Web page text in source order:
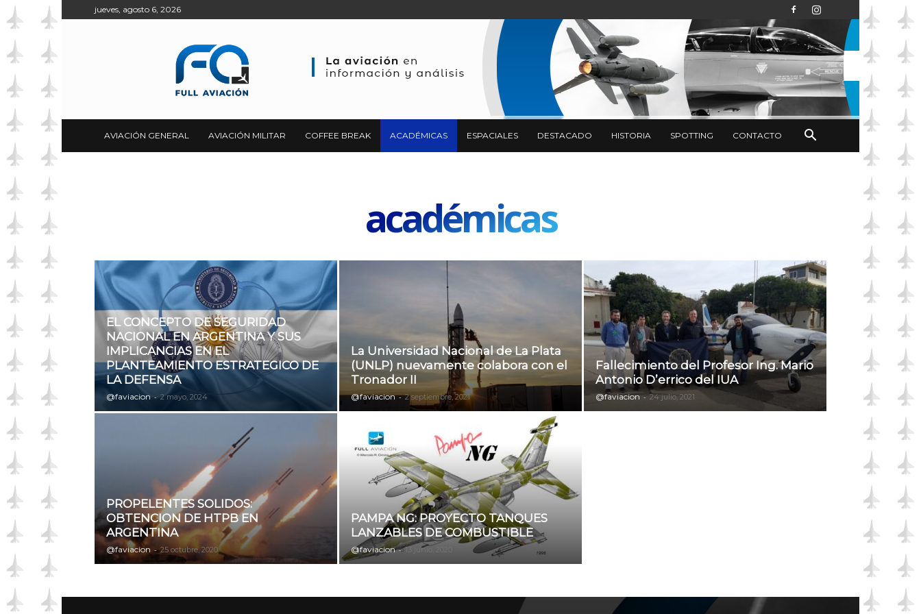
jueves, agosto 6, 2026
AVIACIÓN GENERAL AVIACIÓN MILITAR COFFEE BREAK ACADÉMICAS ESPACIALES DESTACADO HISTORIA SPOTTING CONTACTO
académicas
EL CONCEPTO DE SEGURIDAD
NACIONAL EN ARGENTINA Y SUS
IMPLICANCIAS EN EL
PLANTEAMIENTO ESTRATEGICO DE
LA DEFENSA
@faviacion - 2 mayo, 2024
La Universidad Nacional de La Plata
(UNLP) nuevamente colabora con el
Tronador II
@faviacion - 2 septiembre, 2021
Fallecimiento del Profesor Ing. Mario
Antonio D’errico del IUA
@faviacion - 24 julio, 2021
PROPELENTES SOLIDOS:
OBTENCION DE HTPB EN
ARGENTINA
@faviacion - 25 octubre, 2020
PAMPA NG: PROYECTO TANQUES
LANZABLES DE COMBUSTIBLE
@faviacion - 13 junio, 2020